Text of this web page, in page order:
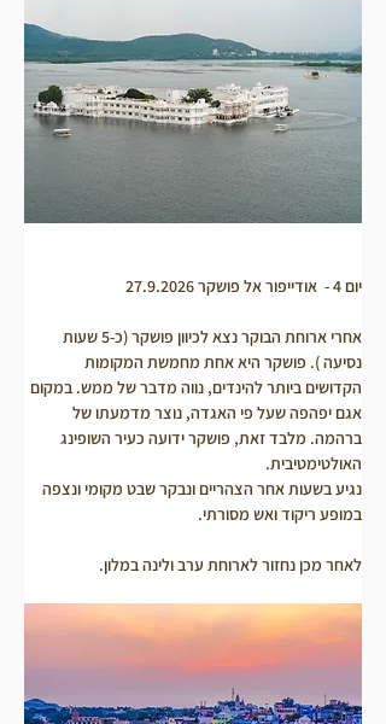
יום 4 -  אודייפור אל פושקר 27.9.2026
אחרי ארוחת הבוקר נצא לכיוון פושקר (כ-5 שעות
נסיעה ). פושקר היא אחת מחמשת המקומות
הקדושים ביותר להינדים­, נווה מדבר של ממש. במקום
אגם יפהפה שעל פי האגדה, נוצר מדמעתו של
ברהמה. מלבד זאת, פושקר ידועה כעיר השופינג
האולטימטיבית.
נגיע בשעות אחר הצהריים ונבקר שבט מקומי ונצפה
במופע ריקוד ואש מסורתי.
לאחר מכן נחזור לארוחת ערב ולינה במלון.